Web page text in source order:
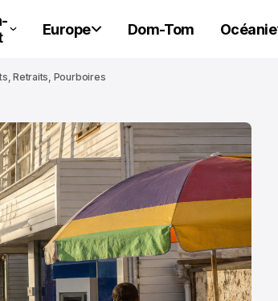
Europe Dom-Tom Océanie
Retraits, Pourboires